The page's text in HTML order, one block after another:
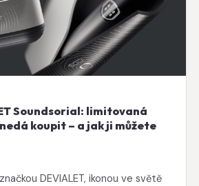
Soundsorial: limitovaná
koupit – a jak ji můžete
DEVIALET, ikonou ve světě